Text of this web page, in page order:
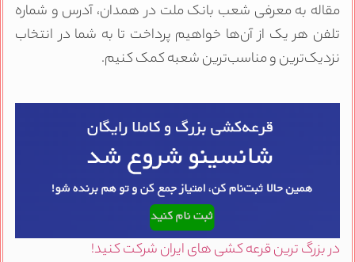
مقاله به معرفی شعب بانک ملت در همدان، آدرس و شماره
تلفن هر یک از آن‌ها خواهیم پرداخت تا به شما در انتخاب
نزدیک‌ترین و مناسب‌ترین شعبه کمک کنیم.
در بزرگ ترین قرعه کشی های ایران شرکت کنید!